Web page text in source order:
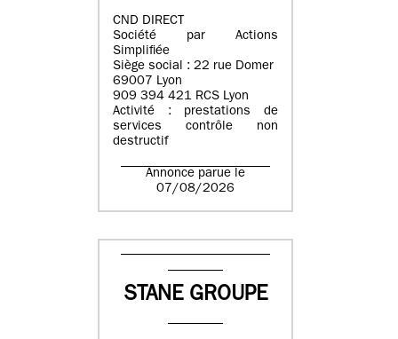
CND DIRECT
Société par Actions
Simplifiée
Siège social : 22 rue Domer
69007 Lyon
909 394 421 RCS Lyon
Activité : prestations de
services contrôle non
destructif
Annonce parue le
07/08/2026
STANE GROUPE